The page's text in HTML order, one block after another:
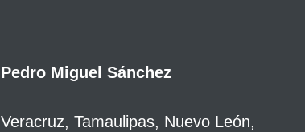
Pedro Miguel Sánchez
Veracruz, Tamaulipas, Nuevo León,